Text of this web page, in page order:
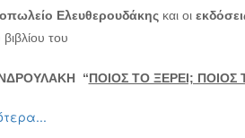
Ελευθερουδάκηςκαι οι
του
“ΠΟΙΟΣ ΤΟ ΞΕΡΕΙ; ΠΟΙΟΣ